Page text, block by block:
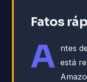
Fatos
A ntes
está